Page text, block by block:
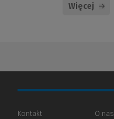
Więcej
Kontakt
O nas